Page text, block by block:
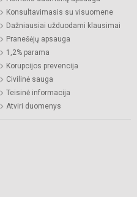
Konsultavimasis su visuomene
Dažniausiai užduodami klausimai
Pranešėjų apsauga
1,2% parama
Korupcijos prevencija
Civilinė sauga
Teisinė informacija
Atviri duomenys